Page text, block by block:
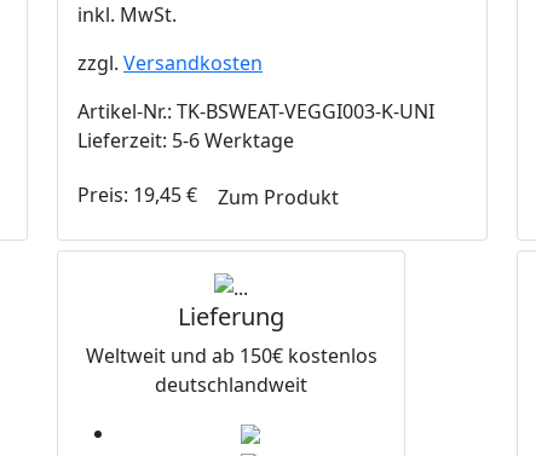
inkl. MwSt.
zzgl. Versandkosten
Artikel-Nr.: TK-BSWEAT-VEGGI003-K-UNI
Lieferzeit: 5-6 Werktage
Preis: 19,45€ Zum Produkt
Lieferung
Weltweit und ab 150€ kostenlos
deutschlandweit